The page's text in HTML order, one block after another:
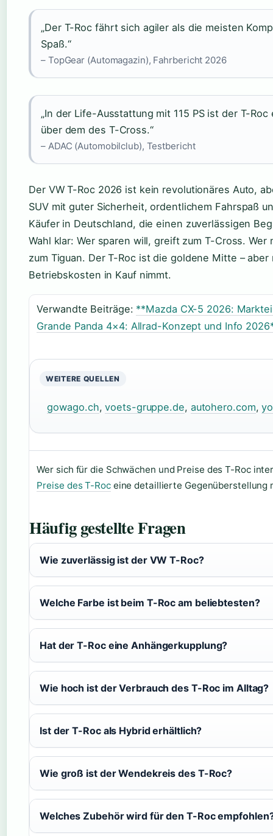
„Der T-Roc fährt sich agiler als die meisten
Spaß.“
– TopGear (Automagazin), Fahrbericht 2026
„In der Life-Ausstattung mit 115 PS ist der T-
über dem des T-Cross.“
– ADAC (Automobilclub), Testbericht
Der VW T-Roc 2026 ist kein revolutionäres Auto,
SUV mit guter Sicherheit, ordentlichem Fahrspaß
Käufer in Deutschland, die einen zuverlässigen
Wahl klar: Wer sparen will, greift zum T-Cross.
zum Tiguan. Der T-Roc ist die goldene Mitte –
Betriebskosten in Kauf nimmt.
Verwandte Beiträge: **Mazda CX-5 2026:
Grande Panda 4×4: Allrad-Konzept und Info
WEITERE QUELLEN
gowago.ch,voets-gruppe.de, autohero.com,
Wer sich für die Schwächen und Preise des T-Roc
Preise des T-Roceine detaillierte Gegenüberstellung
Häufig gestellte Fragen
Wie zuverlässig ist der VW T-Roc?
Welche Farbe ist beim T-Roc am beliebtesten?
Hat der T-Roc eine Anhängerkupplung?
Wie hoch ist der Verbrauch des T-Roc im Alltag?
Ist der T-Roc als Hybrid erhältlich?
Wie groß ist der Wendekreis des T-Roc?
Welches Zubehör wird für den T-Roc